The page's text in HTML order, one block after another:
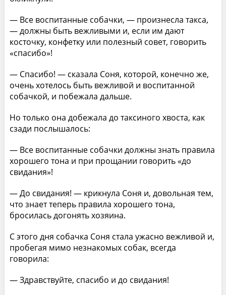
— Все воспитанные собачки, — произнесла такса,
— должны быть вежливыми и, если им дают
косточку, конфетку или полезный совет, говорить
«спасибо»!
— Спасибо! — сказала Соня, которой, конечно же,
очень хотелось быть вежливой и воспитанной
собачкой, и побежала дальше.
Но только она добежала до таксиного хвоста, как
сзади послышалось:
— Все воспитанные собачки должны знать правила
хорошего тона и при прощании говорить «до
свидания»!
— До свидания! — крикнула Соня и, довольная тем,
что знает теперь правила хорошего тона,
бросилась догонять хозяина.
С этого дня собачка Соня стала ужасно вежливой и,
пробегая мимо незнакомых собак, всегда
говорила:
— Здравствуйте, спасибо и до свидания!